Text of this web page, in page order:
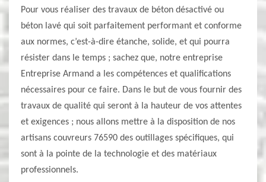
Pour vous réaliser des travaux de béton désactivé ou
béton lavé qui soit parfaitement performant et conforme
aux normes, c’est-à-dire étanche, solide, et qui pourra
résister dans le temps ; sachez que, notre entreprise
Entreprise Armand a les compétences et qualifications
nécessaires pour ce faire. Dans le but de vous fournir des
travaux de qualité qui seront à la hauteur de vos attentes
et exigences ; nous allons mettre à la disposition de nos
artisans couvreurs 76590 des outillages spécifiques, qui
sont à la pointe de la technologie et des matériaux
professionnels.